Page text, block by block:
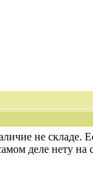
не складе.
деле нету на